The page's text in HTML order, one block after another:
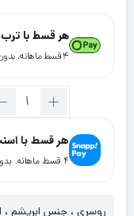
هر قسط با
۴ قسط ماهانه. بدون سود، چک و ضامن.
تعداد:
کد
2001
هر قسط با
۴ قسط ماهانه. بدون سود، چک و ضامن.
روسری ، جنس ابریشم ، ابعاد 140*140 ، لیز